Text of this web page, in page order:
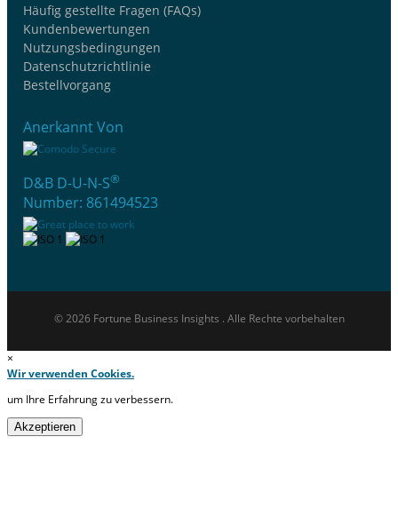
Häufig gestellte Fragen (FAQs)
Kundenbewertungen
Nutzungsbedingungen
Datenschutzrichtlinie
Bestellvorgang
Anerkannt Von
D&B D-U-N-S®
Number: 861494523
© 2026 Fortune Business Insights . Alle Rechte vorbehalten
×
Wir verwenden Cookies.
um Ihre Erfahrung zu verbessern.
Akzeptieren